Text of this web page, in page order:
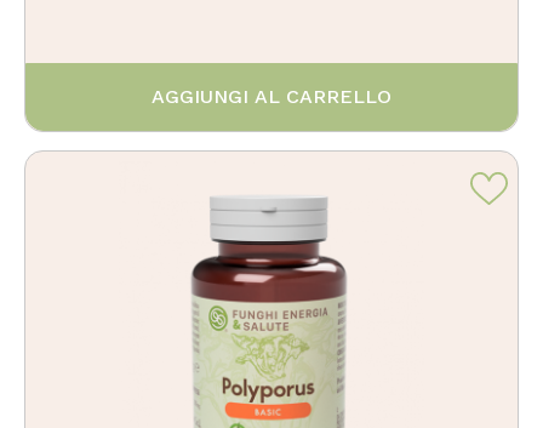
AGGIUNGI AL CARRELLO